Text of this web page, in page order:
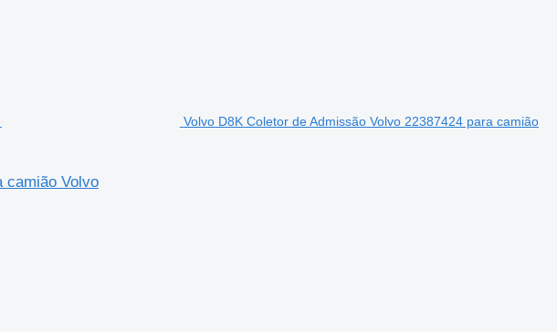
Volvo D8K Coletor de Admissão Volvo 22387424 para camião
camião Volvo